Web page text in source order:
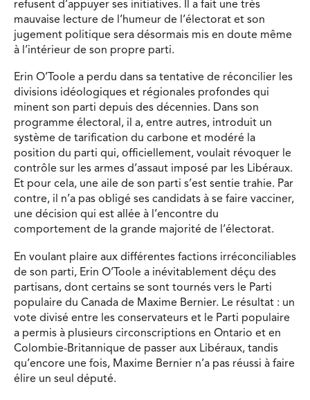
refusent d’appuyer ses initiatives. Il a fait une très
mauvaise lecture de l’humeur de l’électorat et son
jugement politique sera désormais mis en doute même
à l’intérieur de son propre parti.
Erin O’Toole a perdu dans sa tentative de réconcilier les
divisions idéologiques et régionales profondes qui
minent son parti depuis des décennies. Dans son
programme électoral, il a, entre autres, introduit un
système de tarification du carbone et modéré la
position du parti qui, officiellement, voulait révoquer le
contrôle sur les armes d’assaut imposé par les Libéraux.
Et pour cela, une aile de son parti s’est sentie trahie. Par
contre, il n’a pas obligé ses candidats à se faire vacciner,
une décision qui est allée à l’encontre du
comportement de la grande majorité de l’électorat.
En voulant plaire aux différentes factions irréconciliables
de son parti, Erin O’Toole a inévitablement déçu des
partisans, dont certains se sont tournés vers le Parti
populaire du Canada de Maxime Bernier. Le résultat : un
vote divisé entre les conservateurs et le Parti populaire
a permis à plusieurs circonscriptions en Ontario et en
Colombie-Britannique de passer aux Libéraux, tandis
qu’encore une fois, Maxime Bernier n’a pas réussi à faire
élire un seul député.